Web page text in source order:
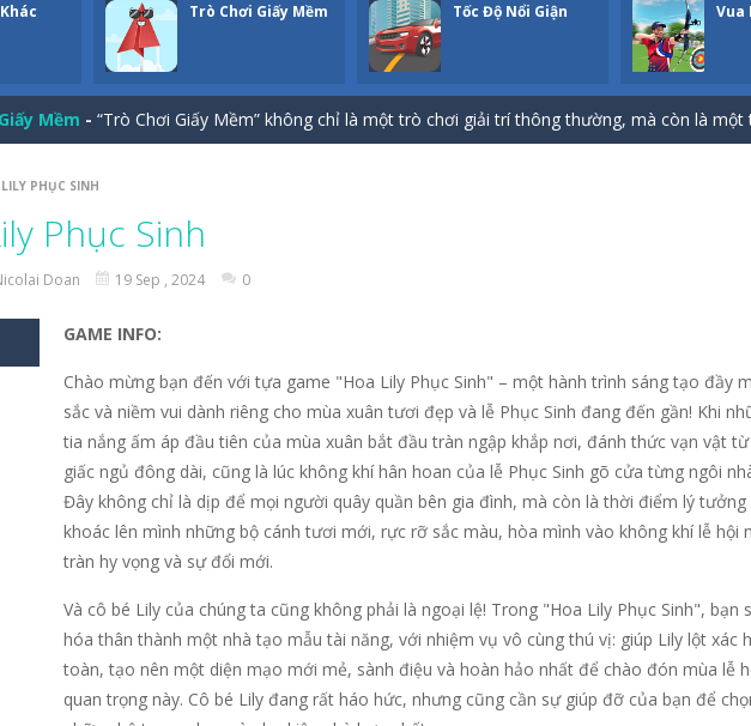
Trò Chơi Giấy Mềm Tốc Độ Nổi Giận Vua
Thư Thái Ở Vùng Quê? -Bạn sẽ hóa thân thành một người nông dân đích thực, bận rộn với việc chăm sóc
“Tìm Điểm Khác Biệt” không chỉ là một thể loại trò chơi kinh điển mà còn là một
Mềm - “Trò Chơi Giấy Mềm” không chỉ là một trò chơi giải trí thông thường, mà còn là một
Vua Bắn Cung – Hãy nhắm mục tiêu, bắn những mũi tên của bạn và trở thành Vua Bắn
Đáng Yêu Chào mừng bạn đến với Thử Thách Xếp Hình Trượt “Baby Stitch Đáng Yêu”!
Mở ra một hành trình không tưởng, Ghép Nối Tình Bạn không chỉ là một tựa game giải
Sách Tô Màu: Nhím Dễ Thương không chỉ là một trò chơi tô màu thông thường,
-Chuyến Bay Giấy không chỉ là một tựa game arcade thông thường, mà còn là một trải
Của Chiến Binh Man Rợ-“Cuộc Chạy Của Chiến Binh Man Rợ” (Barbarian Run) không chỉ là một
Thư Thái Ở Vùng Quê?- Bạn sẽ hóa thân thành một người nông dân đích thực, bận rộn với việc chăm sóc
Khác Biệt - “Tìm Điểm Khác Biệt” không chỉ là một thể loại trò chơi kinh điển mà còn là một
PHỤC SINH
Phục Sinh
Doan 19 Sep , 2024 0
GAME INFO:
Chào mừng bạn đến với tựa game "Hoa Lily Phục Sinh" – một hành trình sáng tạo đầy
sắc và niềm vui dành riêng cho mùa xuân tươi đẹp và lễ Phục Sinh đang đến gần! Khi
tia nắng ấm áp đầu tiên của mùa xuân bắt đầu tràn ngập khắp nơi, đánh thức vạn vật từ
giấc ngủ đông dài, cũng là lúc không khí hân hoan của lễ Phục Sinh gõ cửa từng ngôi
Đây không chỉ là dịp để mọi người quây quần bên gia đình, mà còn là thời điểm lý tưởng
khoác lên mình những bộ cánh tươi mới, rực rỡ sắc màu, hòa mình vào không khí lễ hội
tràn hy vọng và sự đổi mới.
Và cô bé Lily của chúng ta cũng không phải là ngoại lệ! Trong "Hoa Lily Phục Sinh", bạn
hóa thân thành một nhà tạo mẫu tài năng, với nhiệm vụ vô cùng thú vị: giúp Lily lột xác
toàn, tạo nên một diện mạo mới mẻ, sành điệu và hoàn hảo nhất để chào đón mùa lễ
quan trọng này. Cô bé Lily đang rất háo hức, nhưng cũng cần sự giúp đỡ của bạn để